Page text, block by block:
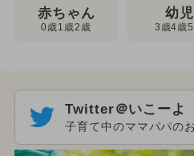
赤ちゃん
0歳1歳2歳
幼児
3歳4歳
Twitter＠いこーよ
子育て中のママパパの